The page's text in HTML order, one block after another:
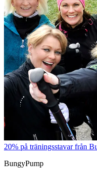
20% på träningsstavar från
BungyPump